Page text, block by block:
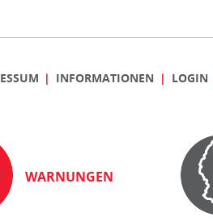
INFORMATIONEN LOGIN
WARNUNGEN